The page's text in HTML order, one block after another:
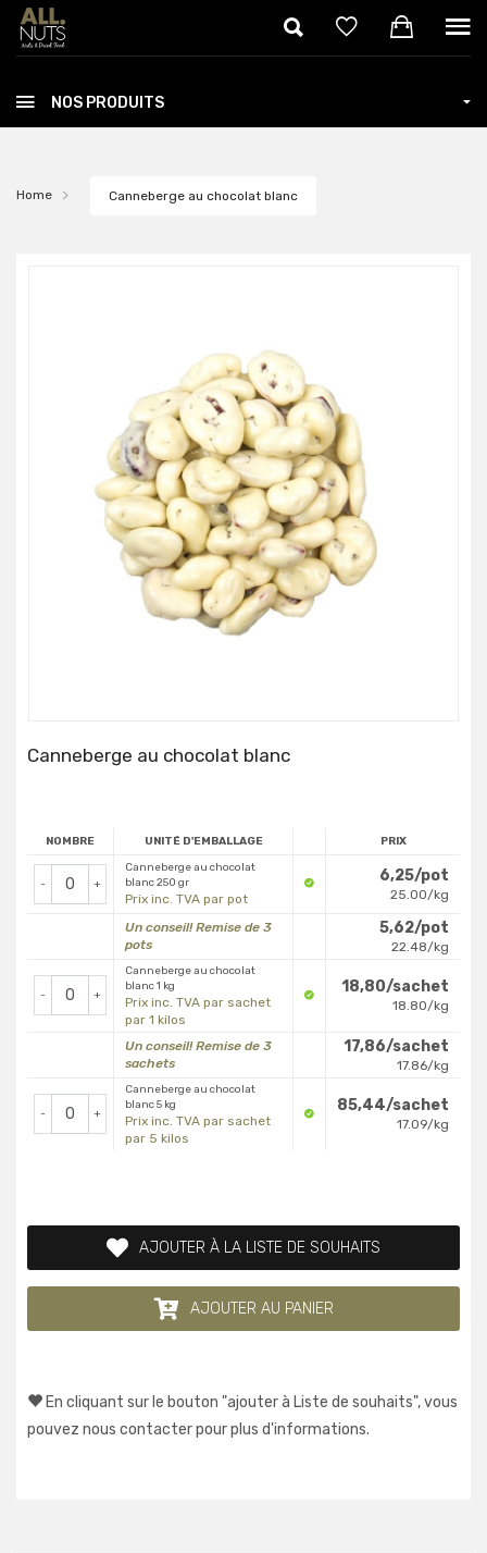
Skip to main content
NOS PRODUITS
Home Canneberge au chocolat blanc
Canneberge au chocolat blanc
NOMBRE UNITÉ D'EMBALLAGE PRIX
- +
Canneberge au chocolat
blanc 250 gr
Prix inc. TVA par pot
6,25/pot
25.00/kg
Un conseil! Remise de 3
pots
5,62/pot
22.48/kg
- +
Canneberge au chocolat
blanc 1 kg
Prix inc. TVA par sachet
par 1 kilos
18,80/sachet
18.80/kg
Un conseil! Remise de 3
sachets
17,86/sachet
17.86/kg
- +
Canneberge au chocolat
blanc 5 kg
Prix inc. TVA par sachet
par 5 kilos
85,44/sachet
17.09/kg
AJOUTER À LA LISTE DE SOUHAITS
AJOUTER AU PANIER
En cliquant sur le bouton "ajouter à Liste de souhaits", vous
pouvez nous contacter pour plus d'informations.